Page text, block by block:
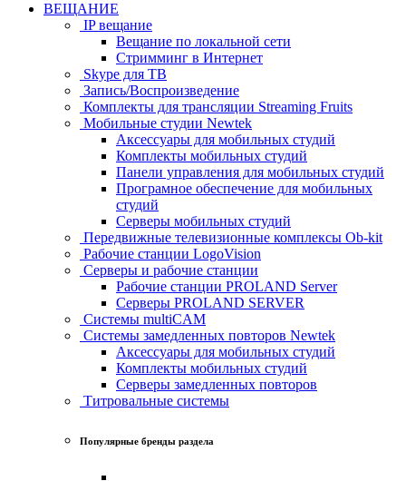
ВЕЩАНИЕ
IP вещание
Вещание по локальной сети
Стримминг в Интернет
Skype для ТВ
Запись/Воспроизведение
Комплекты для трансляции Streaming Fruits
Мобильные студии Newtek
Аксессуары для мобильных студий
Комплекты мобильных студий
Панели управления для мобильных студий
Програмное обеспечение для мобильных
студий
Серверы мобильных студий
Передвижные телевизионные комплексы Ob-kit
Рабочие станции LogoVision
Серверы и рабочие станции
Рабочие станции PROLAND Server
Серверы PROLAND SERVER
Системы multiCAM
Системы замедленных повторов Newtek
Аксессуары для мобильных студий
Комплекты мобильных студий
Серверы замедленных повторов
Титровальные системы
Популярные бренды раздела